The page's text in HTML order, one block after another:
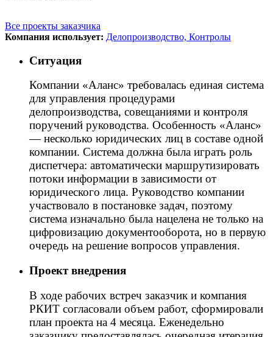
Все проекты заказчика
Компания использует: Делопроизводство, Контролы
Ситуация
Компании «Аланс» требовалась единая система
для управления процедурами
делопроизводства, совещаниями и контроля
поручений руководства. Особенность «Аланс»
— несколько юридических лиц в составе одной
компании. Система должна была играть роль
диспетчера: автоматически маршрутизировать
потоки информации в зависимости от
юридического лица. Руководство компании
участвовало в постановке задач, поэтому
система изначально была нацелена не только на
цифровизацию документооборота, но в первую
очередь на решение вопросов управления.
Проект внедрения
В ходе рабочих встреч заказчик и компания
РКИТ согласовали объем работ, сформировали
план проекта на 4 месяца. Еженедельно